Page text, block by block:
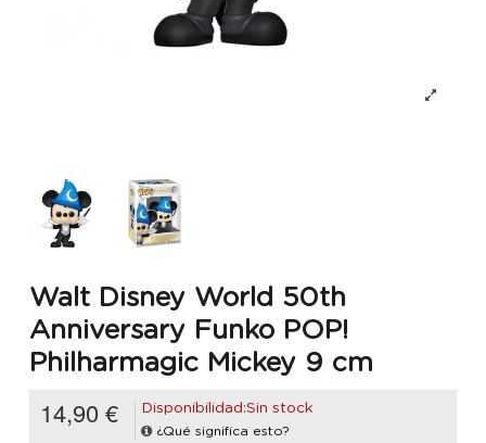
Walt Disney World 50th
Anniversary Funko POP!
Philharmagic Mickey 9 cm
14,90 € Disponibilidad:Sin stock
¿Qué significa esto?